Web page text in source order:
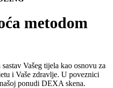
metodom
Vašeg tijela kao osnovu za
i Vaše zdravlje. U poveznici
ponudi DEXA skena.